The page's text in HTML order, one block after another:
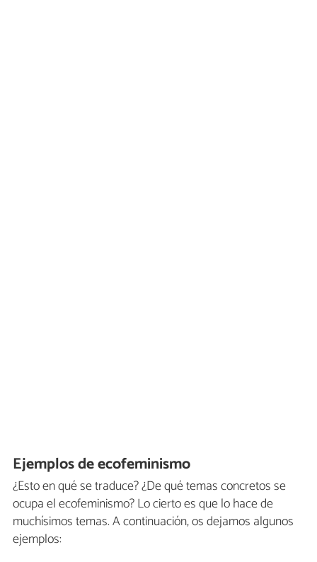
Ejemplos de ecofeminismo
¿Esto en qué se traduce? ¿De qué temas concretos se
ocupa el ecofeminismo? Lo cierto es que lo hace de
muchísimos temas. A continuación, os dejamos algunos
ejemplos: